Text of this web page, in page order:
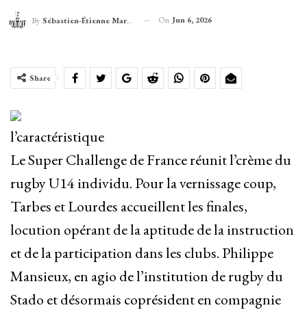
By Sébastien-Étienne Marechal On Jun 6, 2026
Share
l’caractéristique
Le Super Challenge de France réunit l’crème du
rugby U14 individu. Pour la vernissage coup,
Tarbes et Lourdes accueillent les finales,
locution opérant de la aptitude de la instruction
et de la participation dans les clubs. Philippe
Mansieux, en agio de l’institution de rugby du
Stado et désormais coprésident en compagnie